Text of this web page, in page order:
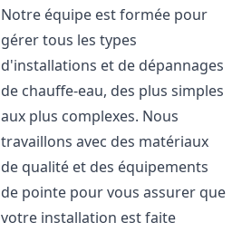
Notre équipe est formée pour
gérer tous les types
d'installations et de dépannages
de chauffe-eau, des plus simples
aux plus complexes. Nous
travaillons avec des matériaux
de qualité et des équipements
de pointe pour vous assurer que
votre installation est faite